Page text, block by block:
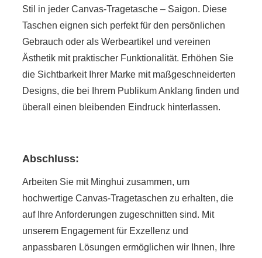
Stil in jeder Canvas-Tragetasche – Saigon. Diese
Taschen eignen sich perfekt für den persönlichen
Gebrauch oder als Werbeartikel und vereinen
Ästhetik mit praktischer Funktionalität. Erhöhen Sie
die Sichtbarkeit Ihrer Marke mit maßgeschneiderten
Designs, die bei Ihrem Publikum Anklang finden und
überall einen bleibenden Eindruck hinterlassen.
Abschluss:
Arbeiten Sie mit Minghui zusammen, um
hochwertige Canvas-Tragetaschen zu erhalten, die
auf Ihre Anforderungen zugeschnitten sind. Mit
unserem Engagement für Exzellenz und
anpassbaren Lösungen ermöglichen wir Ihnen, Ihre